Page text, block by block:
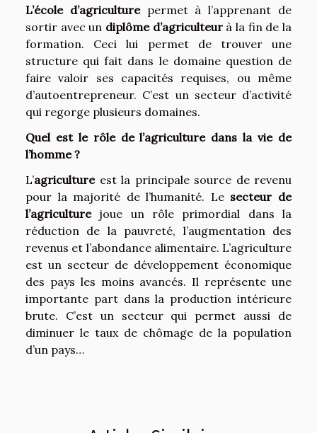
L’école d’agriculture permet à l’apprenant de
sortir avec un diplôme d’agriculteur à la fin de la
formation. Ceci lui permet de trouver une
structure qui fait dans le domaine question de
faire valoir ses capacités requises, ou même
d’autoentrepreneur. C’est un secteur d’activité
qui regorge plusieurs domaines.
Quel est le rôle de l’agriculture dans la vie de
l’homme ?
L’agricultureest la principale source de revenu
pour la majorité de l’humanité. Le secteur de
l’agriculture joue un rôle primordial dans la
réduction de la pauvreté, l’augmentation des
revenus et l’abondance alimentaire. L’agriculture
est un secteur de développement économique
des pays les moins avancés. Il représente une
importante part dans la production intérieure
brute. C’est un secteur qui permet aussi de
diminuer le taux de chômage de la population
d’un pays…